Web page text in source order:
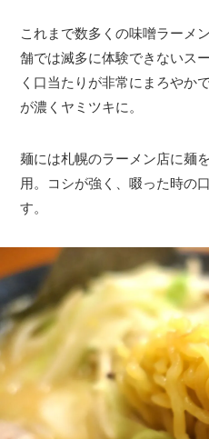
これまで数多くの味噌ラーメ
舗では滅多に体験できないス
く口当たりが非常にまろやか
が濃くヤミツキに。
麺には札幌のラーメン店に麺
用。コシが強く、啜った時の
す。